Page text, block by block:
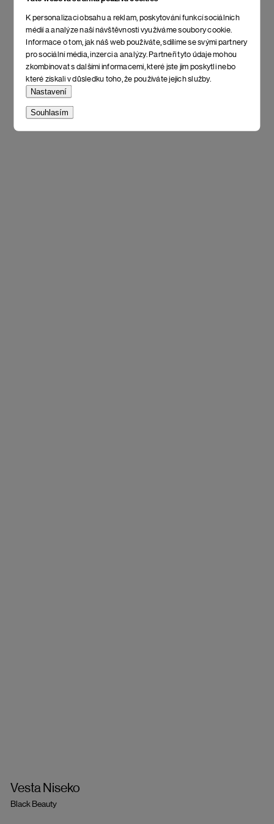
K personalizaci obsahu a reklam, poskytování funkcí sociálních
médií a analýze naší návštěvnosti využíváme soubory cookie.
Informace o tom, jak náš web používáte, sdílíme se svými partnery
pro sociální média, inzerci a analýzy. Partneři tyto údaje mohou
zkombinovat s dalšími informacemi, které jste jim poskytli nebo
které získali v důsledku toho, že používáte jejich služby.
Nastavení
Souhlasím
Vesta Niseko
Black Beauty